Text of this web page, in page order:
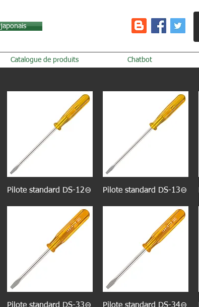
japonais
Catalogue de produits Chatbot
Pilote standard DS-12⊖ Pilote standard DS-13⊖